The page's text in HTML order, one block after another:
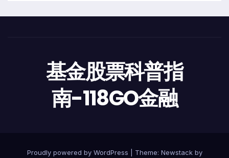
基金股票科普指
南-118GO金融
Proudly powered by WordPress Theme: Newstackby